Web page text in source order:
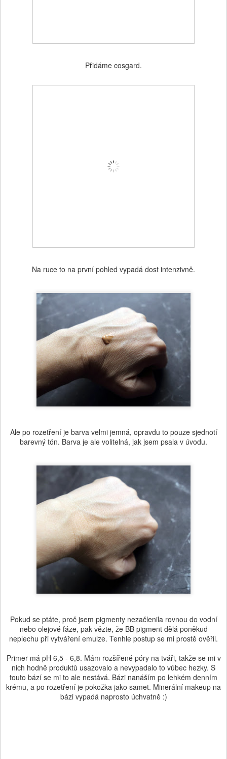
Přidáme cosgard.
Na ruce to na první pohled vypadá dost intenzivně.
Ale po rozetření je barva velmi jemná, opravdu to pouze sjednotí
barevný tón. Barva je ale volitelná, jak jsem psala v úvodu.
Pokud se ptáte, proč jsem pigmenty nezačlenila rovnou do vodní
nebo olejové fáze, pak vězte, že BB pigment dělá poněkud
neplechu při vytváření emulze. Tenhle postup se mi prostě ověřil.
Primer má pH 6,5 - 6,8. Mám rozšířené póry na tváři, takže se mi v
nich hodně produktů usazovalo a nevypadalo to vůbec hezky. S
touto bází se mi to ale nestává. Bázi nanáším po lehkém denním
krému, a po rozetření je pokožka jako samet. Minerální makeup na
bázi vypadá naprosto úchvatně :)